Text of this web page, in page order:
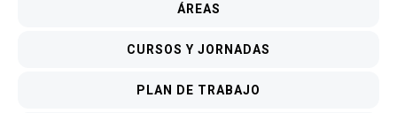
ÁREAS
CURSOS Y JORNADAS
PLAN DE TRABAJO